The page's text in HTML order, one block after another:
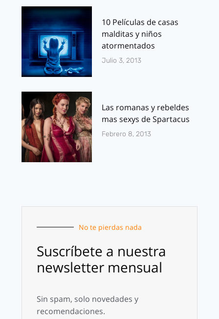
10 Películas de casas
malditas y niños
atormentados
Julio 3, 2013
Las romanas y rebeldes
mas sexys de Spartacus
Febrero 8, 2013
No te pierdas nada
Suscríbete a nuestra
newsletter mensual
Sin spam, solo novedades y
recomendaciones.